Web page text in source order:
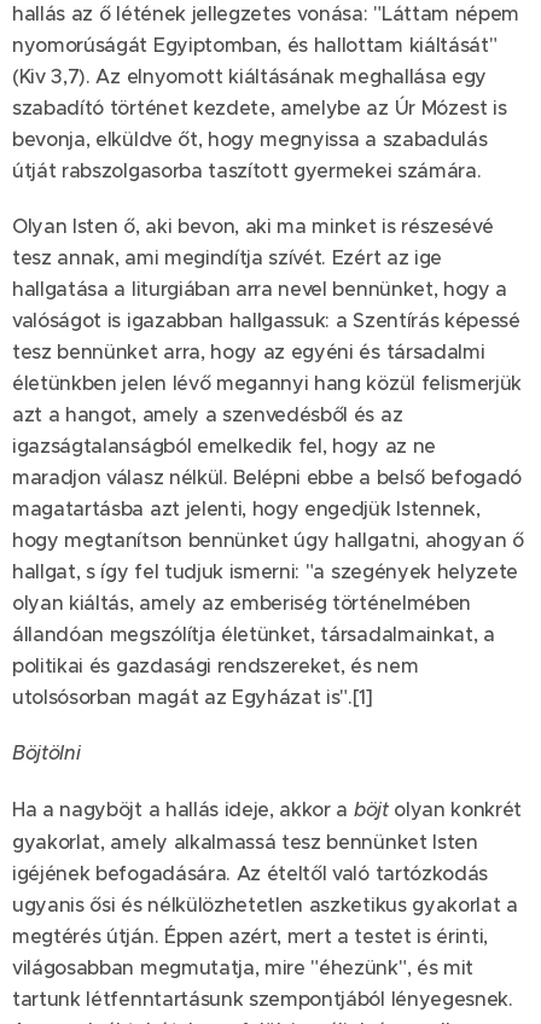
hallás az ő létének jellegzetes vonása: "Láttam népem
nyomorúságát Egyiptomban, és hallottam kiáltását"
(Kiv 3,7). Az elnyomott kiáltásának meghallása egy
szabadító történet kezdete, amelybe az Úr Mózest is
bevonja, elküldve őt, hogy megnyissa a szabadulás
útját rabszolgasorba taszított gyermekei számára.
Olyan Isten ő, aki bevon, aki ma minket is részesévé
tesz annak, ami megindítja szívét. Ezért az ige
hallgatása a liturgiában arra nevel bennünket, hogy a
valóságot is igazabban hallgassuk: a Szentírás képessé
tesz bennünket arra, hogy az egyéni és társadalmi
életünkben jelen lévő megannyi hang közül felismerjük
azt a hangot, amely a szenvedésből és az
igazságtalanságból emelkedik fel, hogy az ne
maradjon válasz nélkül. Belépni ebbe a belső befogadó
magatartásba azt jelenti, hogy engedjük Istennek,
hogy megtanítson bennünket úgy hallgatni, ahogyan ő
hallgat, s így fel tudjuk ismerni: "a szegények helyzete
olyan kiáltás, amely az emberiség történelmében
állandóan megszólítja életünket, társadalmainkat, a
politikai és gazdasági rendszereket, és nem
utolsósorban magát az Egyházat is".[1]
Böjtölni
Ha a nagyböjt a hallás ideje, akkor a böjtolyan konkrét
gyakorlat, amely alkalmassá tesz bennünket Isten
igéjének befogadására. Az ételtől való tartózkodás
ugyanis ősi és nélkülözhetetlen aszketikus gyakorlat a
megtérés útján. Éppen azért, mert a testet is érinti,
világosabban megmutatja, mire "éhezünk", és mit
tartunk létfenntartásunk szempontjából lényegesnek.